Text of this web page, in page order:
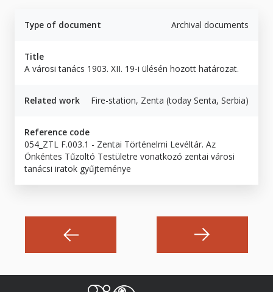
Type of document Archival documents
Title
A városi tanács 1903. XII. 19-i ülésén hozott határozat.
Related work Fire-station, Zenta (today Senta, Serbia)
Reference code
054_ZTL F.003.1 - Zentai Történelmi Levéltár. Az
Önkéntes Tűzoltó Testületre vonatkozó zentai városi
tanácsi iratok gyűjteménye